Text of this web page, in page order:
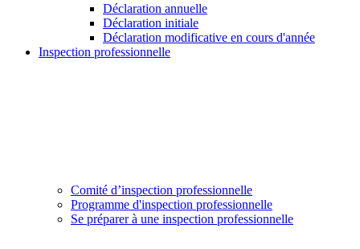
Déclaration annuelle
Déclaration initiale
Déclaration modificative en cours d'année
Inspection professionnelle
Comité d’inspection professionnelle
Programme d'inspection professionnelle
Se préparer à une inspection professionnelle